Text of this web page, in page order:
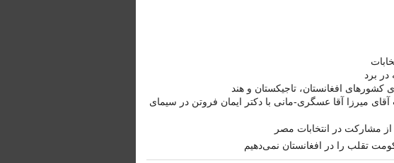
در برد
افغانستان، تاجیکستان و هند
میرزا آقا عسگری-مانی با دکتر ایمان فروتن در سیمای
مشارکت در انتخابات مصر
تقلب را در افغانستان نمی‌دهیم